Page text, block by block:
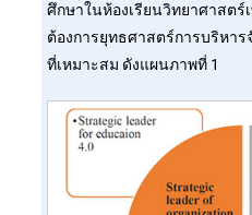
ศึกษาในห้องเรียนวิทยาศาสตร์
ต้องการยุทธศาสตร์การบริหาร
ที่เหมาะสม ดังแผนภาพที่ 1